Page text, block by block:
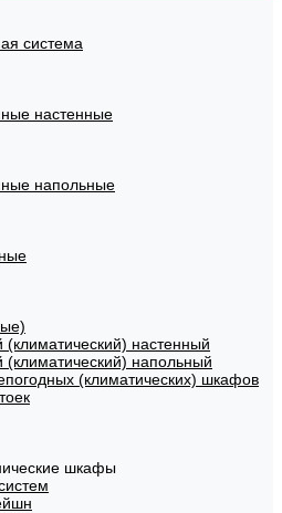
система
настенные
напольные
настенный
напольный
(климатических) шкафов
шкафы